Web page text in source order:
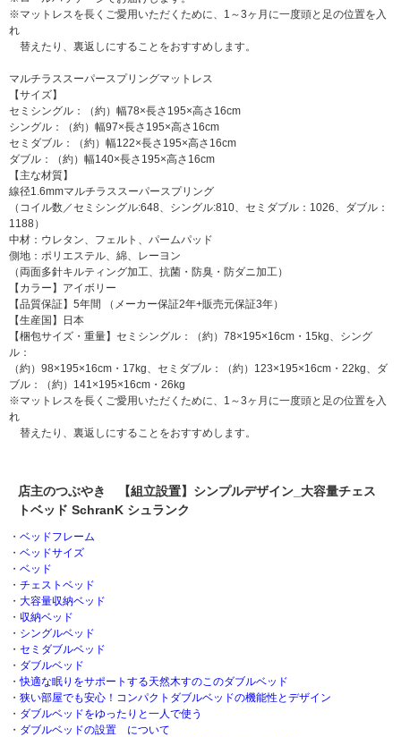
※マットレスを長くご愛用いただくために、1～3ヶ月に一度頭と足の位置を入
れ
替えたり、裏返しにすることをおすすめします。
マルチラススーパースプリングマットレス
【サイズ】
セミシングル：（約）幅78×長さ195×高さ16cm
シングル：（約）幅97×長さ195×高さ16cm
セミダブル：（約）幅122×長さ195×高さ16cm
ダブル：（約）幅140×長さ195×高さ16cm
【主な材質】
線径1.6mmマルチラススーパースプリング
（コイル数／セミシングル:648、シングル:810、セミダブル：1026、ダブル：
1188）
中材：ウレタン、フェルト、パームパッド
側地：ポリエステル、綿、レーヨン
（両面多針キルティング加工、抗菌・防臭・防ダニ加工）
【カラー】アイボリー
【品質保証】5年間 （メーカー保証2年+販売元保証3年）
【生産国】日本
【梱包サイズ・重量】セミシングル：（約）78×195×16cm・15kg、シング
ル：
（約）98×195×16cm・17kg、セミダブル：（約）123×195×16cm・22kg、ダ
ブル：（約）141×195×16cm・26kg
※マットレスを長くご愛用いただくために、1～3ヶ月に一度頭と足の位置を入
れ
替えたり、裏返しにすることをおすすめします。
店主のつぶやき 【組立設置】シンプルデザイン_大容量チェス
トベッド SchranK シュランク
・ ベッドフレーム
・ ベッドサイズ
・ ベッド
・ チェストベッド
・ 大容量収納ベッド
・ 収納ベッド
・ シングルベッド
・ セミダブルベッド
・ ダブルベッド
・快適な眠りをサポートする天然木すのこのダブルベッド
・ 狭い部屋でも安心！コンパクトダブルベッドの機能性とデザイン
・ ダブルベッドをゆったりと一人で使う
・ ダブルベッドの設置 について